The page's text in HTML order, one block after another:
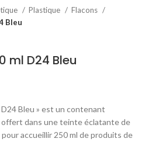
Plastique
Flacons
Bleu
ml D24 Bleu
Bleu » est un contenant
dans une teinte éclatante de
accueillir 250 ml de produits de